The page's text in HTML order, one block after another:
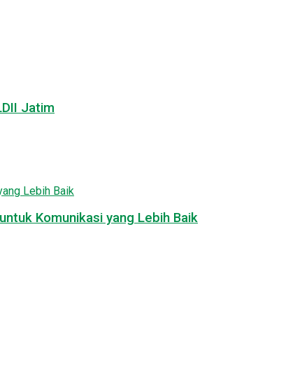
Jatim
Komunikasi yang Lebih Baik